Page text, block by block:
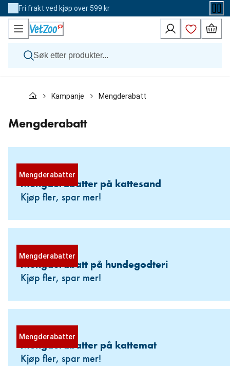
Skip
to
Content
Fri frakt ved kjøp over 599 kr
Katt
Andre dyr
Merker
Kampanje
Kampanje Mengderabatt
Mengderabatt
Mengderabatter
Mengderabatter på kattesand
Kjøp fler, spar mer!
Mengderabatter
Mengderabatt på hundegodteri
Kjøp fler, spar mer!
Mengderabatter
Mengderabatter på kattemat
Kjøp fler, spar mer!